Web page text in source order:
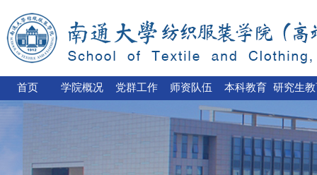
首页 学院概况 党群工作 师资队伍 本科教育 研究生